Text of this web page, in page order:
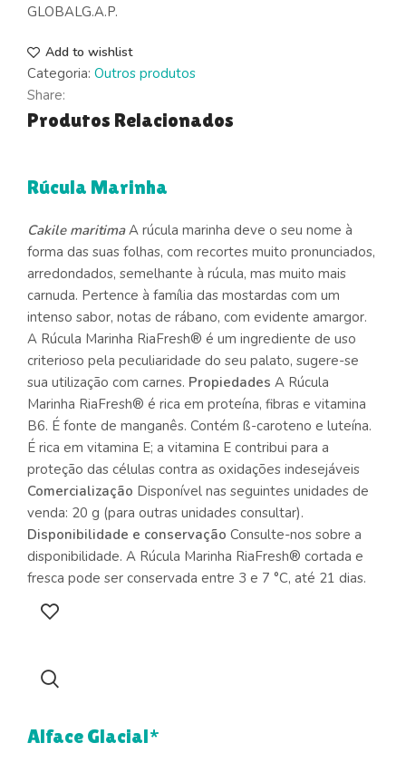
GLOBALG.A.P.
Add to wishlist
Categoria: Outros produtos
Share:
Produtos Relacionados
Rúcula Marinha
Cakile maritimaA rúcula marinha deve o seu nome à
forma das suas folhas, com recortes muito pronunciados,
arredondados, semelhante à rúcula, mas muito mais
carnuda. Pertence à família das mostardas com um
intenso sabor, notas de rábano, com evidente amargor.
A Rúcula Marinha RiaFresh® é um ingrediente de uso
criterioso pela peculiaridade do seu palato, sugere-se
sua utilização com carnes. Propiedades A Rúcula
Marinha RiaFresh® é rica em proteína, fibras e vitamina
B6. É fonte de manganês. Contém ß-caroteno e luteína.
É rica em vitamina E; a vitamina E contribui para a
proteção das células contra as oxidações indesejáveis
Comercialização Disponível nas seguintes unidades de
venda: 20 g (para outras unidades consultar).
Disponibilidade e conservação Consulte-nos sobre a
disponibilidade. A Rúcula Marinha RiaFresh® cortada e
fresca pode ser conservada entre 3 e 7 °C, até 21 dias.
Alface Glacial*